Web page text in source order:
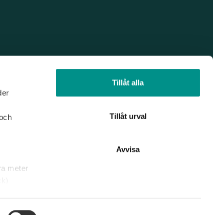
meter
Tillåt alla
Tillåt urval
Avvisa